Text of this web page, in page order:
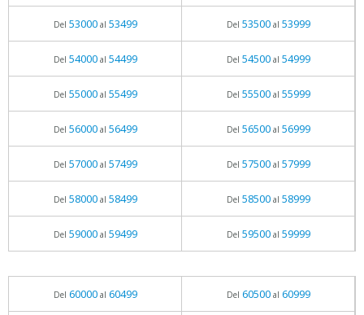
Del 53000al 53499 Del 53500al 53999
Del 54000al 54499 Del 54500al 54999
Del 55000al 55499 Del 55500al 55999
Del 56000al 56499 Del 56500al 56999
Del 57000al 57499 Del 57500al 57999
Del 58000al 58499 Del 58500al 58999
Del 59000al 59499 Del 59500al 59999
Del 60000al 60499 Del 60500al 60999